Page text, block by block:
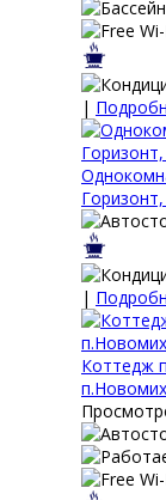
|
|
Коттедж